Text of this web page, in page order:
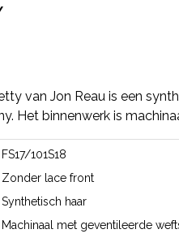
van Jon Reau is een
Het binnenwerk is
FS17/101S18
Zonder lace front
Synthetisch haar
Machinaal met geventileerde